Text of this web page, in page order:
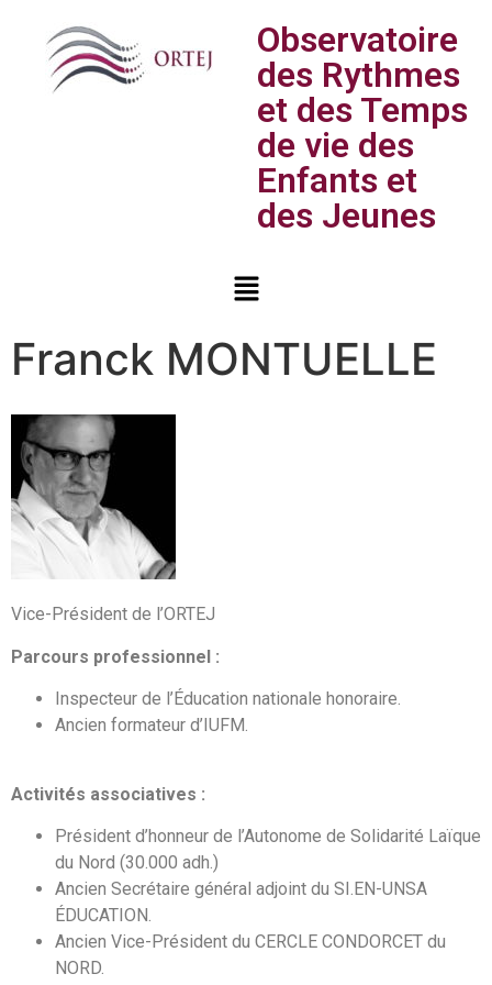
Observatoire
des Rythmes
et des Temps
de vie des
Enfants et
des Jeunes
Franck MONTUELLE
Vice-Président de l’ORTEJ
Parcours professionnel :
Inspecteur de l’Éducation nationale honoraire.
Ancien formateur d’IUFM.
Activités associatives :
Président d’honneur de l’Autonome de Solidarité Laïque
du Nord (30.000 adh.)
Ancien Secrétaire général adjoint du SI.EN-UNSA
ÉDUCATION.
Ancien Vice-Président du CERCLE CONDORCET du
NORD.